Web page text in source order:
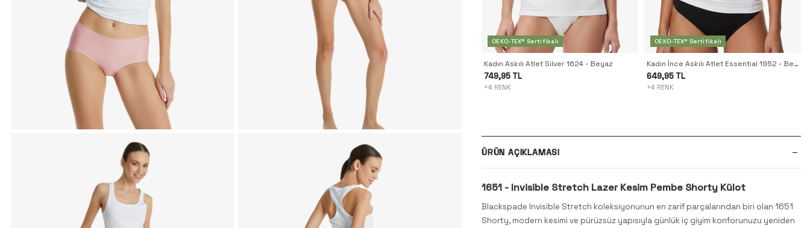
OEKO-TEX® Sertifikalı
Kadın Askılı Atlet Silver 1624 - Beyaz
749,95 TL
+4 RENK
OEKO-TEX® Sertifikalı
Kadın İnce Askılı Atlet Essential 1952 - Beyaz
649,95 TL
+4 RENK
ÜRÜN AÇIKLAMASI
1651 - Invisible Stretch Lazer Kesim Pembe Shorty Külot
Blackspade Invisible Stretch koleksiyonunun en zarif parçalarından biri olan 1651
Shorty, modern kesimi ve pürüzsüz yapısıyla günlük iç giyim konforunuzu yeniden